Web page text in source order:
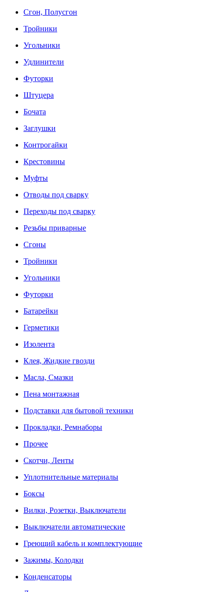
Сгон, Полусгон
Тройники
Угольники
Удлинители
Футорки
Штуцера
Бочата
Заглушки
Контрогайки
Крестовины
Муфты
Отводы под сварку
Переходы под сварку
Резьбы приварные
Сгоны
Тройники
Угольники
Футорки
Батарейки
Герметики
Изолента
Клея, Жидкие гвозди
Масла, Смазки
Пена монтажная
Подставки для бытовой техники
Прокладки, Ремнаборы
Прочее
Скотчи, Ленты
Уплотнительные материалы
Боксы
Вилки, Розетки, Выключатели
Выключатели автоматические
Греющий кабель и комплектующие
Зажимы, Колодки
Конденсаторы